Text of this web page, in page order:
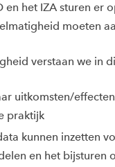
en het IZA sturen er
moeten
verstaan we in
uitkomsten/
praktijk
kunnen inzetten
en het bijsturen